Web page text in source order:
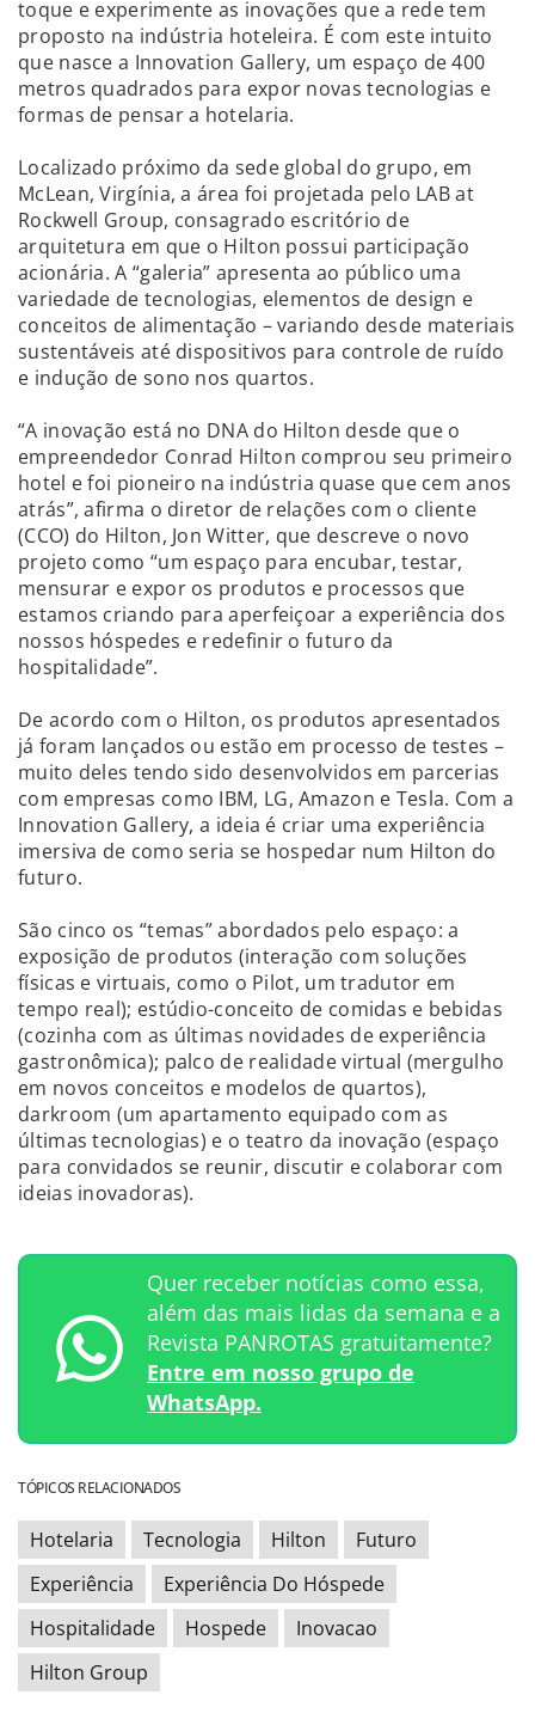
toque e experimente as inovações que a rede tem
proposto na indústria hoteleira. É com este intuito
que nasce a Innovation Gallery, um espaço de 400
metros quadrados para expor novas tecnologias e
formas de pensar a hotelaria.
Localizado próximo da sede global do grupo, em
McLean, Virgínia, a área foi projetada pelo LAB at
Rockwell Group, consagrado escritório de
arquitetura em que o Hilton possui participação
acionária. A “galeria” apresenta ao público uma
variedade de tecnologias, elementos de design e
conceitos de alimentação – variando desde materiais
sustentáveis até dispositivos para controle de ruído
e indução de sono nos quartos.
“A inovação está no DNA do Hilton desde que o
empreendedor Conrad Hilton comprou seu primeiro
hotel e foi pioneiro na indústria quase que cem anos
atrás”, afirma o diretor de relações com o cliente
(CCO) do Hilton, Jon Witter, que descreve o novo
projeto como “um espaço para encubar, testar,
mensurar e expor os produtos e processos que
estamos criando para aperfeiçoar a experiência dos
nossos hóspedes e redefinir o futuro da
hospitalidade”.
De acordo com o Hilton, os produtos apresentados
já foram lançados ou estão em processo de testes –
muito deles tendo sido desenvolvidos em parcerias
com empresas como IBM, LG, Amazon e Tesla. Com a
Innovation Gallery, a ideia é criar uma experiência
imersiva de como seria se hospedar num Hilton do
futuro.
São cinco os “temas” abordados pelo espaço: a
exposição de produtos (interação com soluções
físicas e virtuais, como o Pilot, um tradutor em
tempo real); estúdio-conceito de comidas e bebidas
(cozinha com as últimas novidades de experiência
gastronômica); palco de realidade virtual (mergulho
em novos conceitos e modelos de quartos),
darkroom (um apartamento equipado com as
últimas tecnologias) e o teatro da inovação (espaço
para convidados se reunir, discutir e colaborar com
ideias inovadoras).
Quer receber notícias como essa,
além das mais lidas da semana e a
Revista PANROTAS gratuitamente?
Entre em nosso grupo de
WhatsApp.
TÓPICOS RELACIONADOS
Hotelaria Tecnologia Hilton
Futuro
Experiência
Experiência Do Hóspede
Hospitalidade
Hospede
Inovacao
Hilton Group